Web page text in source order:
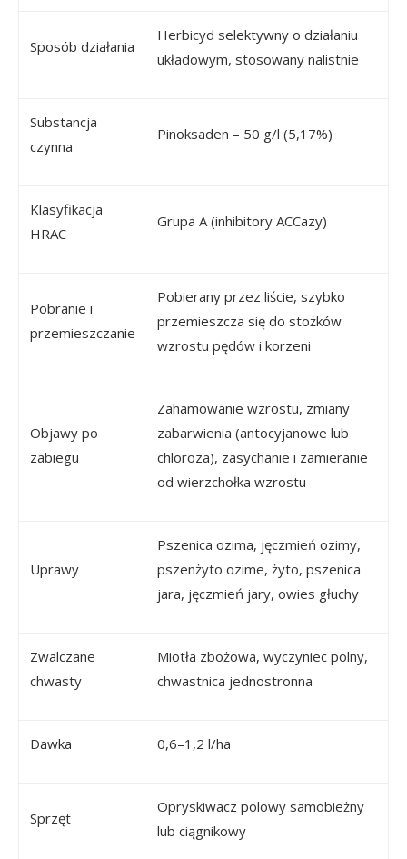
Sposób działania
Herbicyd selektywny o działaniu
układowym, stosowany nalistnie
Substancja
czynna
Pinoksaden – 50 g/l (5,17%)
Klasyfikacja
HRAC
Grupa A (inhibitory ACCazy)
Pobranie i
przemieszczanie
Pobierany przez liście, szybko
przemieszcza się do stożków
wzrostu pędów i korzeni
Objawy po
zabiegu
Zahamowanie wzrostu, zmiany
zabarwienia (antocyjanowe lub
chloroza), zasychanie i zamieranie
od wierzchołka wzrostu
Uprawy
Pszenica ozima, jęczmień ozimy,
pszenżyto ozime, żyto, pszenica
jara, jęczmień jary, owies głuchy
Zwalczane
chwasty
Miotła zbożowa, wyczyniec polny,
chwastnica jednostronna
Dawka 0,6–1,2 l/ha
Sprzęt
Opryskiwacz polowy samobieżny
lub ciągnikowy